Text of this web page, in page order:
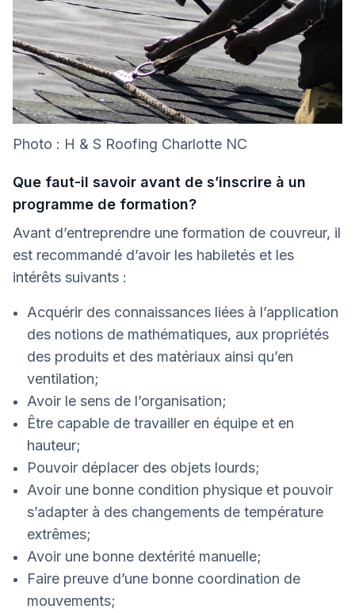
Photo : H & S Roofing Charlotte NC
Que faut-il savoir avant de s’inscrire à un
programme de formation?
Avant d’entreprendre une formation de couvreur, il
est recommandé d’avoir les habiletés et les
intérêts suivants :
Acquérir des connaissances liées à l’application
des notions de mathématiques, aux propriétés
des produits et des matériaux ainsi qu’en
ventilation;
Avoir le sens de l’organisation;
Être capable de travailler en équipe et en
hauteur;
Pouvoir déplacer des objets lourds;
Avoir une bonne condition physique et pouvoir
s’adapter à des changements de température
extrêmes;
Avoir une bonne dextérité manuelle;
Faire preuve d’une bonne coordination de
mouvements;